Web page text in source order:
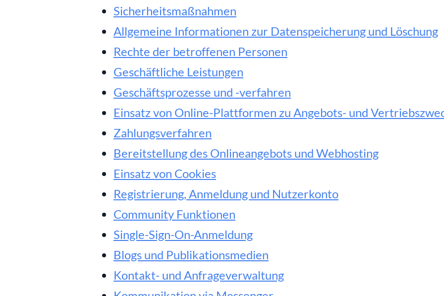
Sicherheitsmaßnahmen
Allgemeine Informationen zur Datenspeicherung und Löschung
Rechte der betroffenen Personen
Geschäftliche Leistungen
Geschäftsprozesse und -verfahren
Einsatz von Online-Plattformen zu Angebots- und
Zahlungsverfahren
Bereitstellung des Onlineangebots und Webhosting
Einsatz von Cookies
Registrierung, Anmeldung und Nutzerkonto
Community Funktionen
Single-Sign-On-Anmeldung
Blogs und Publikationsmedien
Kontakt- und Anfrageverwaltung